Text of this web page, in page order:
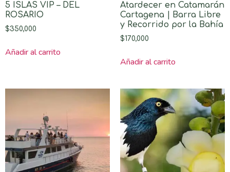
5 ISLAS VIP – DEL
ROSARIO
$350,000
Añadir al carrito
Atardecer en Catamarán
Cartagena | Barra Libre
y Recorrido por la Bahía
$170,000
Añadir al carrito